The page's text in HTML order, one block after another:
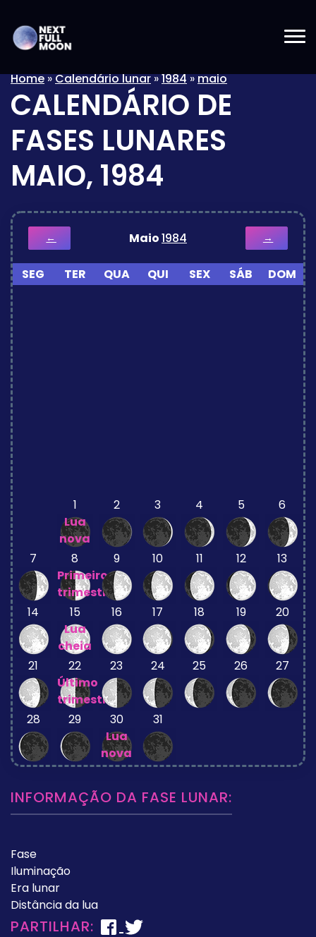
Home»Calendário lunar»1984»maio
CALENDÁRIO DE
FASES LUNARES
MAIO, 1984
← Maio1984 →
SEG TER QUA QUI SEX SÁB DOM
1
Lua
nova
2 3 4 5 6
7
8
Primeiro
trimestre
9 10 11 12 13
14
15
Lua
cheia
16 17 18 19 20
21
22
Último
trimestre
23 24 25 26 27
28 29
30
Lua
nova
31
INFORMAÇÃO DA FASE LUNAR:
Fase
Iluminação
Era lunar
Distância da lua
PARTILHAR: